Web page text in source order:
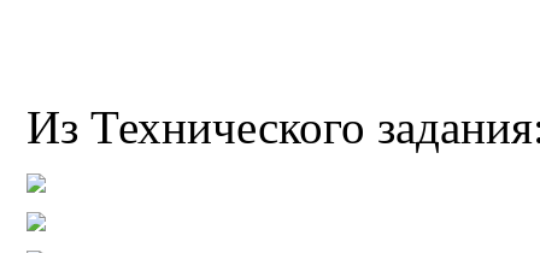
Из Технического